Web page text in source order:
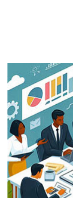
viết